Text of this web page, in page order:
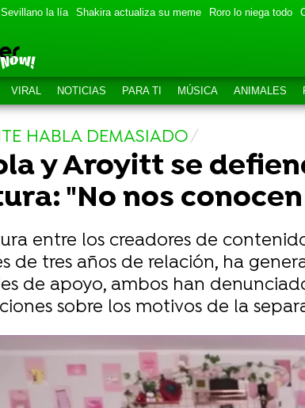
Sevillano la lía Shakira actualiza su meme Roro lo niega todo
VIRAL NOTICIAS PARA TI MÚSICA ANIMALES
HABLA DEMASIADO
y Aroyitt se
"No nos
entre los creadores de
de tres años de relación, ha
de apoyo, ambos han
sobre los motivos de la